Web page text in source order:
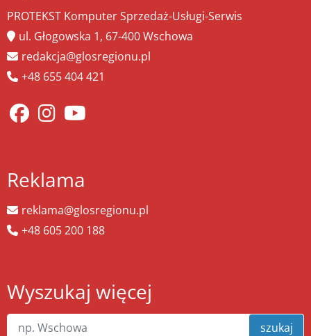
PROTEKST Komputer Sprzedaż-Usługi-Serwis
ul. Głogowska 1, 67-400 Wschowa
redakcja@glosregionu.pl
+48 655 404 421
Reklama
reklama@glosregionu.pl
+48 605 200 188
Wyszukaj więcej
szukaj